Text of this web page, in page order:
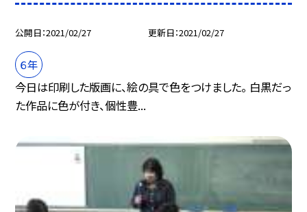
公開日 2021/02/27 更新日 2021/02/27
６年
今日は印刷した版画に、絵の具で色をつけました。 白黒だっ
た作品に色が付き、個性豊...